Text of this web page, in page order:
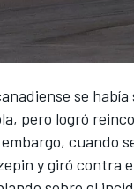
se
pero logró
cuando
y giró contra